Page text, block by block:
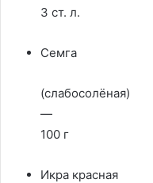
3 ст. л.
Семга
(слабосолёная)
—
100 г
Икра красная